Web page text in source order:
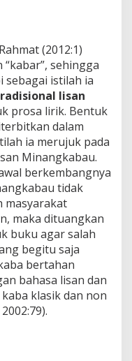
(2012:1)
sehingga
sebagai istilah ia
lisan
prosa lirik. Bentuk
dalam
ia merujuk pada
Minangkabau.
berkembangnya
tidak
masyarakat
maka dituangkan
buku agar salah
begitu saja
bertahan
bahasa lisan dan
klasik dan non